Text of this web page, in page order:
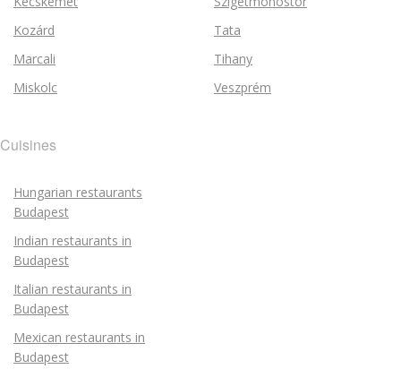
Kozárd
Marcali
Miskolc
Tata
Tihany
Veszprém
Cuisines
Hungarian restaurants
Budapest
Indian restaurants in
Budapest
Italian restaurants in
Budapest
Mexican restaurants in
Budapest